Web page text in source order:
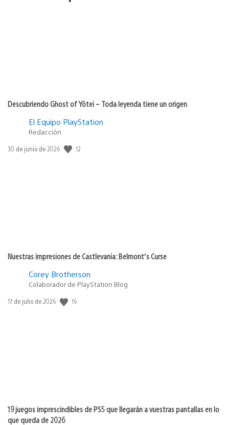
Descubriendo Ghost of Yōtei – Toda leyenda tiene un origen
El Equipo PlayStation
Redacción
Fecha
30 de junio de 2026 12
Nuestras impresiones de Castlevania: Belmont’s Curse
Corey Brotherson
Colaborador de PlayStation Blog
Fecha
17 de julio de 2026 16
19 juegos imprescindibles de PS5 que llegarán a vuestras pantallas en lo
que queda de 2026